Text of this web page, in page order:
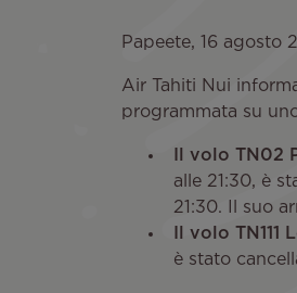
Papeete, 16 agosto
Air Tahiti Nui
programmata su
Il volo TN02
alle 21:30, è
21:30. Il suo
Il volo
è stato